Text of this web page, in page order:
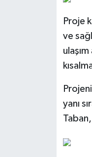
Proje
ve
yanı